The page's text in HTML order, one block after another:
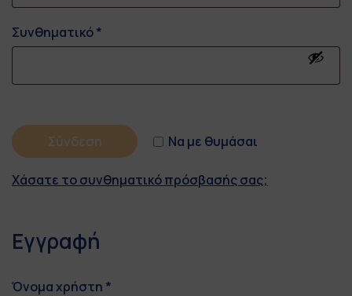
Συνθηματικό*
Να με θυμάσαι
Σύνδεση
Χάσατε το συνθηματικό πρόσβασής σας;
Εγγραφή
Όνομα χρήστη *